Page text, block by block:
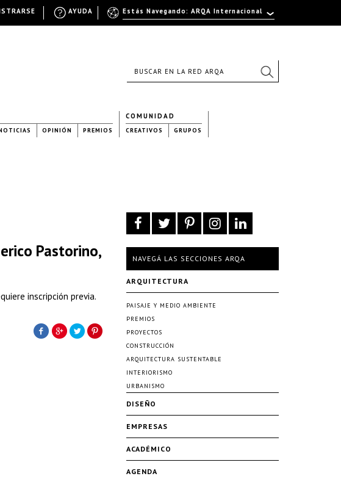
OPINIÓN PREMIOS
COMUNIDAD
CREATIVOS GRUPOS
Pastorino,
inscripción previa.
NAVEGÁ LAS SECCIONES ARQA
ARQUITECTURA
PAISAJE Y MEDIO AMBIENTE
PREMIOS
PROYECTOS
CONSTRUCCIÓN
ARQUITECTURA SUSTENTABLE
INTERIORISMO
URBANISMO
DISEÑO
EMPRESAS
ACADÉMICO
AGENDA
Estás Navegando: ARQA Internacional
AYUDA